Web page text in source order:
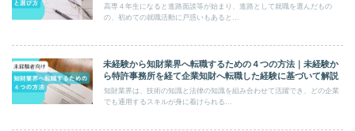
高専４年生になると進路面談等が始まり、進路として就職を選んだもの
の、初めての就職活動に戸惑いもあると...
未経験から知財業界へ転職するための４つの方法｜未経験か
ら特許事務所を経て企業知財へ転職した経験に基づいて解説
知財業界は、技術の知識と法律の知識を組み合わせて活躍でき、どの企業
でも通用するスキルが身に着けられる...